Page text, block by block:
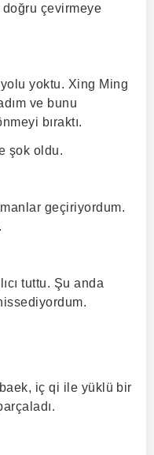
doğru çevirmeye
yoktu. Xing Ming
ve bunu
bıraktı.
şok oldu.
geçiriyordum.
tuttu. Şu anda
iç qi ile yüklü bir